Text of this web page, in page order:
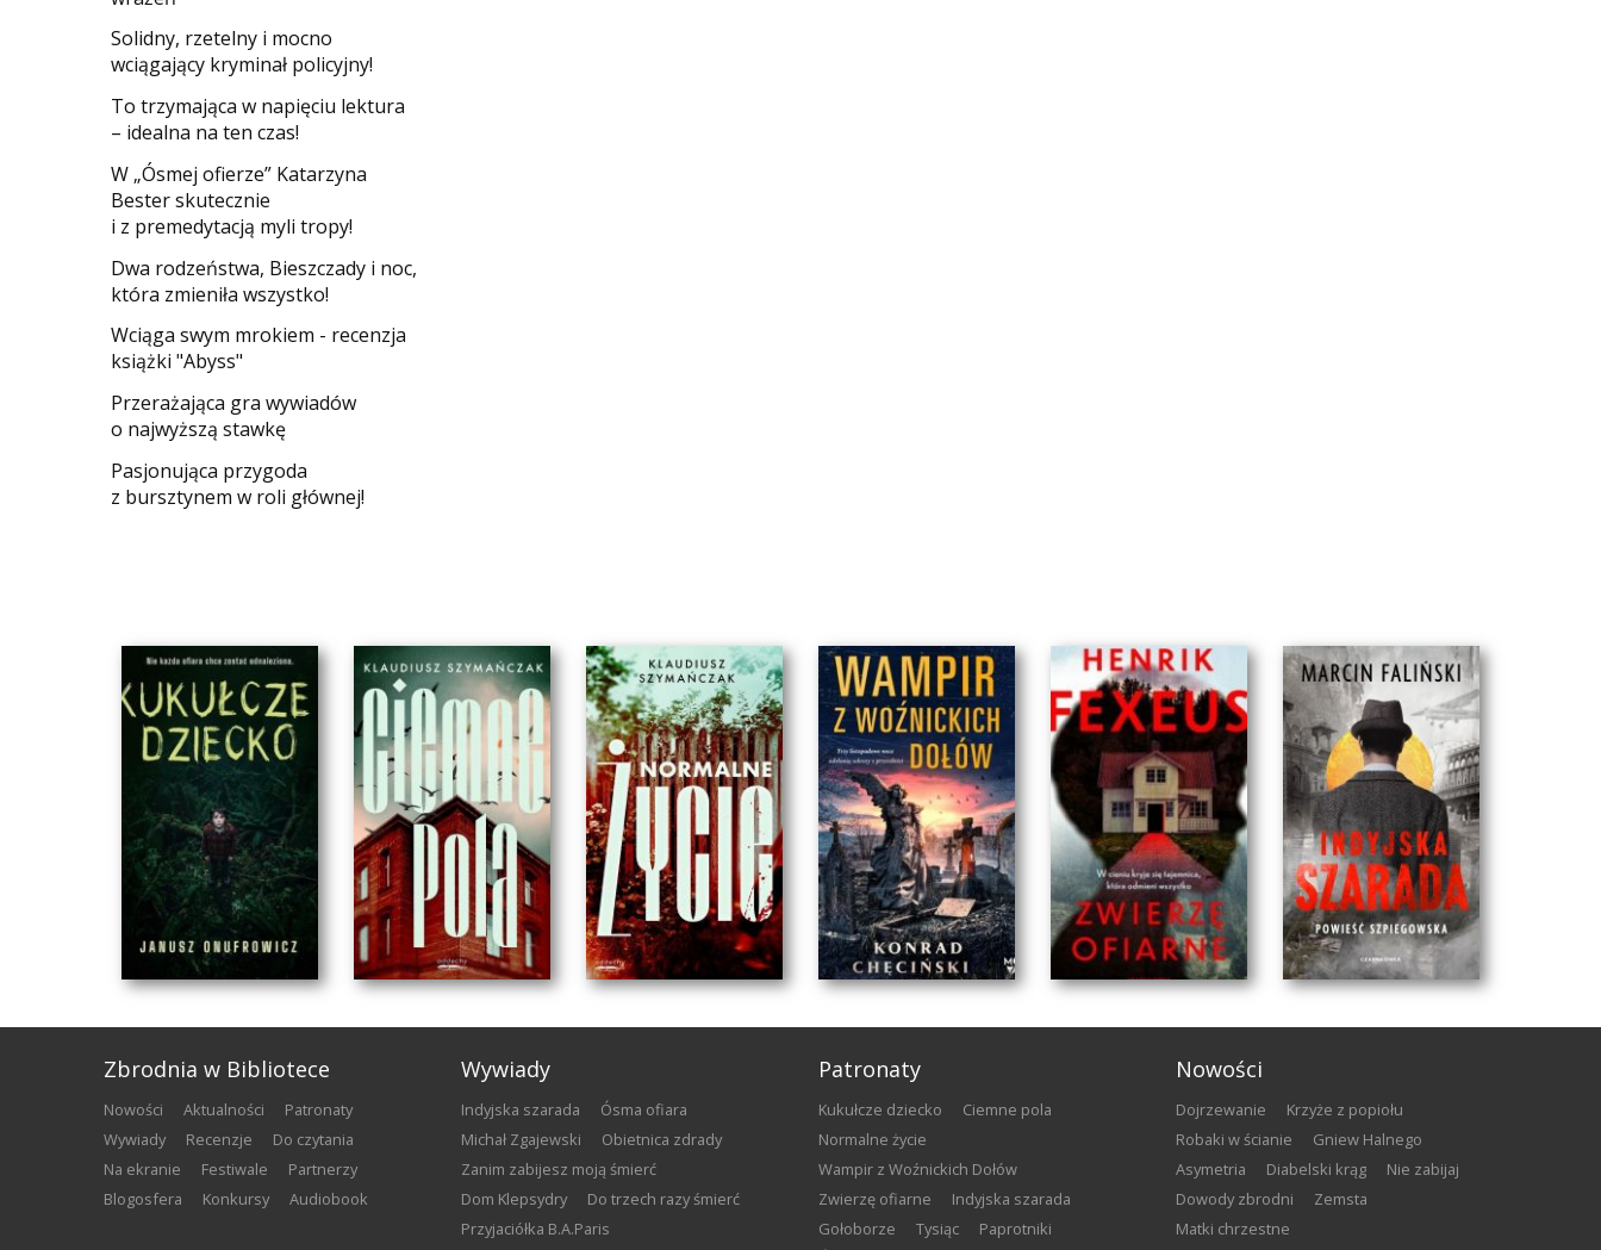
Solidny, rzetelny i mocno
wciągający kryminał policyjny!
​To trzymająca w napięciu lektura
– idealna na ten czas!
W „Ósmej ofierze” Katarzyna
Bester skutecznie
i z premedytacją myli tropy!
Dwa rodzeństwa, Bieszczady i noc,
która zmieniła wszystko!
Wciąga swym mrokiem - recenzja
książki "Abyss"
​Przerażająca gra wywiadów
o najwyższą stawkę
Pasjonująca przygoda
z bursztynem w roli głównej!
Zbrodnia w Bibliotece
nowości aktualności
patronaty
wywiady
recenzje
do czytania
na ekranie
festiwale
partnerzy
blogosfera
konkursy audiobook
Wywiady
Indyjska szarada
Ósma ofiara
Michał Zgajewski
Obietnica zdrady
Zanim zabijesz moją śmierć
Dom Klepsydry
Do trzech razy śmierć
Przyjaciółka B.A.Paris
Patronaty
Kukułcze dziecko
Ciemne pola
Normalne życie
Wampir z Woźnickich Dołów
Zwierzę ofiarne
Indyjska szarada
Gołoborze
Tysiąc
Paprotniki
Nowości
Dojrzewanie
Krzyże z popiołu
Robaki w ścianie
Gniew Halnego
Asymetria
Diabelski krąg
Nie zabijaj
Dowody zbrodni
Zemsta
Matki chrzestne